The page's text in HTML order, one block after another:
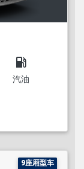
local_gas_station
汽油
9座厢型车